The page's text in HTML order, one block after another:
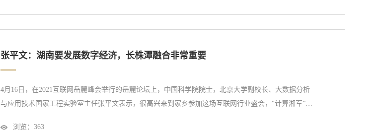
张平文：湖南要发展数字经济，长株潭融合非常重要
4月16日，在2021互联网岳麓峰会举行的岳麓论坛上，中国科学院院士，北京大学副校长、大数据分析
与应用技术国家工程实验室主任张平文表示，很高兴来到家乡参加这场互联网行业盛会，“计算湘军”在
态建设》。他认为，数字经济不能只看GDP，那是不够的，需要从多元多角度多方多维来评估，才对数
浏览： 363